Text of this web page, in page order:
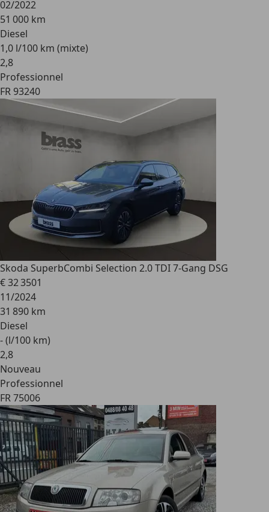
02/2022
51 000 km
Diesel
1,0 l/100 km (mixte)
2,8
Professionnel
FR 93240
Skoda SuperbCombi Selection 2.0 TDI 7-Gang DSG
€ 32 3501
11/2024
31 890 km
Diesel
- (l/100 km)
2,8
Nouveau
Professionnel
FR 75006